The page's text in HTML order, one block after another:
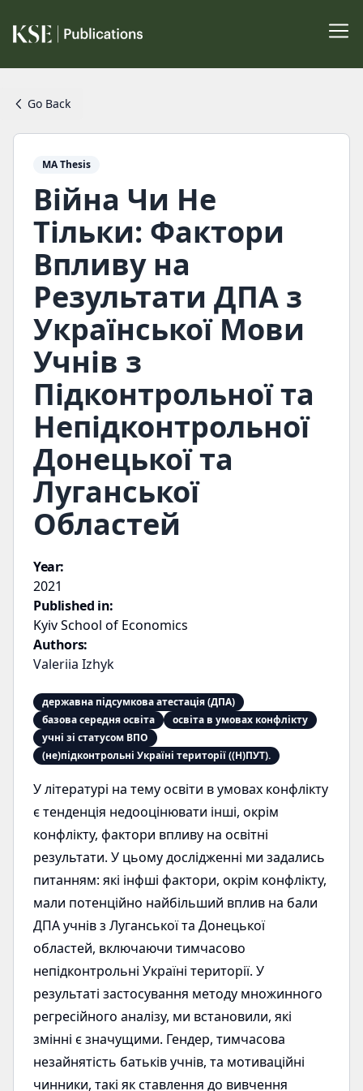
Go Back
MA Thesis
Війна Чи Не
Тільки: Фактори
Впливу на
Результати ДПА з
Української Мови
Учнів з
Підконтрольної та
Непідконтрольної
Донецької та
Луганської
Областей
Year:
2021
Published in:
Kyiv School of Economics
Authors:
Valeriia Izhyk
державна підсумкова атестація (ДПА)
базова середня освіта
освіта в умовах конфлікту
учні зі статусом ВПО
(не)підконтрольні Україні території ((Н)ПУТ).
У літературі на тему освіти в умовах конфлікту
є тенденція недооцінювати інші, окрім
конфлікту, фактори впливу на освітні
результати. У цьому дослідженні ми задались
питанням: які інфші фактори, окрім конфлікту,
мали потенційно найбільший вплив на бали
ДПА учнів з Луганської та Донецької
областей, включаючи тимчасово
непідконтрольні Україні території. У
результаті застосування методу множинного
регресійного аналізу, ми встановили, які
змінні є значущими. Гендер, тимчасова
незайнятість батьків учнів, та мотиваційні
чинники, такі як ставлення до вивчення